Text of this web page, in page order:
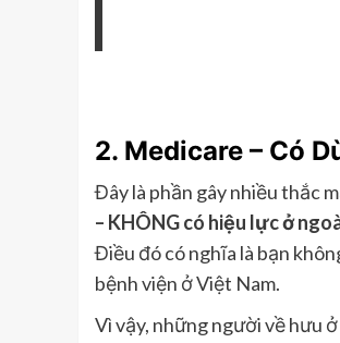
2. Medicare – Có
Đây là phần gây nhiều thắc
– KHÔNG có hiệu lực ở
Điều đó có nghĩa là bạn
bệnh viện ở Việt Nam.
Vì vậy, những người về hưu